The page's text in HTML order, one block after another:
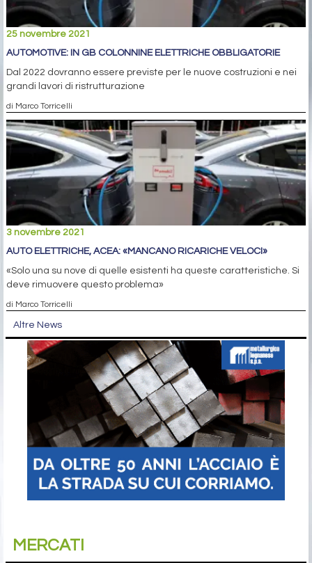
25 novembre 2021
AUTOMOTIVE: IN GB COLONNINE ELETTRICHE OBBLIGATORIE
Dal 2022 dovranno essere previste per le nuove costruzioni e nei
grandi lavori di ristrutturazione
di Marco Torricelli
3 novembre 2021
AUTO ELETTRICHE, ACEA: «MANCANO RICARICHE VELOCI»
«Solo una su nove di quelle esistenti ha queste caratteristiche. Si
deve rimuovere questo problema»
di Marco Torricelli
Altre News
MERCATI